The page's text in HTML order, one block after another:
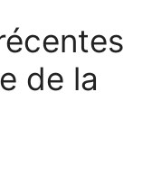
de la